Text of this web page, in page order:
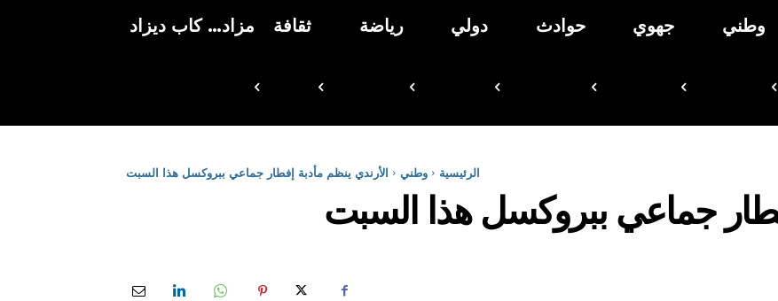
وطني جهوي حوادث دولي رياضة ثقافة مزاد… كاب ديزاد
الرئيسية وطني الأرندي ينظم مأدبة إفطار جماعي ببروكسل هذا السبت
جماعي ببروكسل هذا السبت